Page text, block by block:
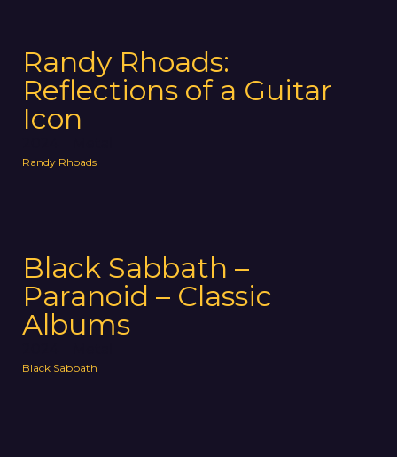
Randy Rhoads:
Reflections of a Guitar
Icon
Randy Rhoads
Black Sabbath –
Paranoid – Classic
Albums
Black Sabbath